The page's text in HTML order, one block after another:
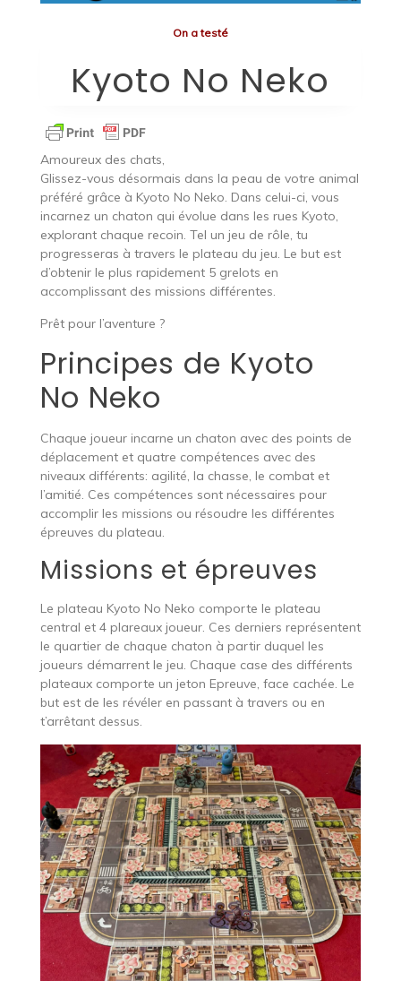
On a testé
Kyoto No Neko
Amoureux des chats,
Glissez-vous désormais dans la peau de votre animal
préféré grâce à Kyoto No Neko. Dans celui-ci, vous
incarnez un chaton qui évolue dans les rues Kyoto,
explorant chaque recoin. Tel un jeu de rôle, tu
progresseras à travers le plateau du jeu. Le but est
d’obtenir le plus rapidement 5 grelots en
accomplissant des missions différentes.
Prêt pour l’aventure ?
Principes de Kyoto
No Neko
Chaque joueur incarne un chaton avec des points de
déplacement et quatre compétences avec des
niveaux différents: agilité, la chasse, le combat et
l’amitié. Ces compétences sont nécessaires pour
accomplir les missions ou résoudre les différentes
épreuves du plateau.
Missions et épreuves
Le plateau Kyoto No Neko comporte le plateau
central et 4 plareaux joueur. Ces derniers représentent
le quartier de chaque chaton à partir duquel les
joueurs démarrent le jeu. Chaque case des différents
plateaux comporte un jeton Epreuve, face cachée. Le
but est de les révéler en passant à travers ou en
t’arrêtant dessus.